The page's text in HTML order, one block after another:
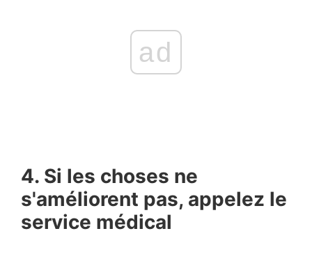
ad
4. Si les choses ne
s'améliorent pas, appelez le
service médical